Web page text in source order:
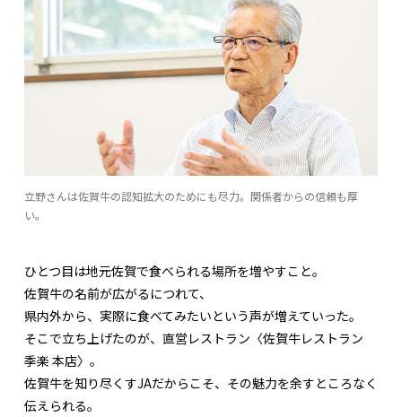
立野さんは佐賀牛の認知拡大のためにも尽力。関係者からの信頼も厚
い。
ひとつ目は地元佐賀で食べられる場所を増やすこと。
佐賀牛の名前が広がるにつれて、
県内外から、実際に食べてみたいという声が増えていった。
そこで立ち上げたのが、直営レストラン〈佐賀牛レストラン
季楽 本店〉。
佐賀牛を知り尽くすJAだからこそ、その魅力を余すところなく
伝えられる。